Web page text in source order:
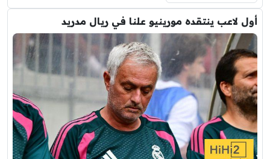
أول لاعب ينتقده مورينيو علنا في ريال مدريد